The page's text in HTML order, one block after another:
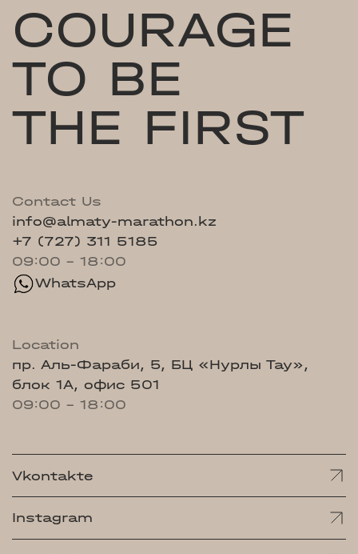
COURAGE
TO BE
THE FIRST
Contact Us
info@almaty-marathon.kz
+7 (727) 311 5185
09:00 - 18:00
WhatsApp
Location
пр. Аль-Фараби, 5, БЦ «Нурлы Тау»,
блок 1А, офис 501
09:00 - 18:00
Vkontakte
Instagram